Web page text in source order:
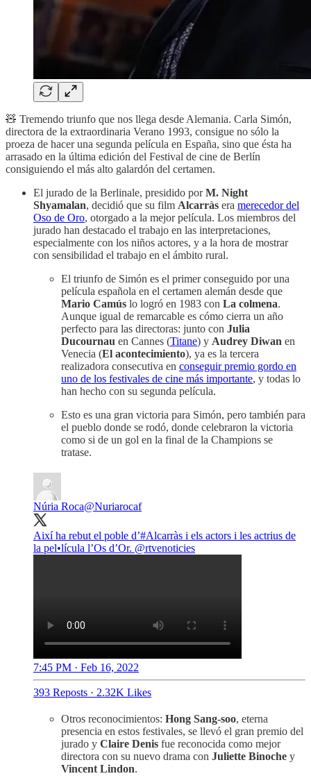
🧸 Tremendo triunfo que nos llega desde Alemania. Carla Simón,
directora de la extraordinaria Verano 1993, consigue no sólo la
proeza de hacer una segunda película en España, sino que ésta ha
arrasado en la última edición del Festival de cine de Berlín
consiguiendo el más alto galardón del certamen.
El jurado de la Berlinale, presidido porM. Night
Shyamalan, decidió que su film Alcarràs era merecedor del
Oso de Oro, otorgado a la mejor película. Los miembros del
jurado han destacado el trabajo en las interpretaciones,
especialmente con los niños actores, y a la hora de mostrar
con sensibilidad el trabajo en el ámbito rural.
El triunfo de Simón es el primer conseguido por una
película española en el certamen alemán desde que
Mario Camús lo logró en 1983 con La colmena.
Aunque igual de remarcable es cómo cierra un año
perfecto para las directoras: junto con Julia
Ducournau en Cannes (Titane) y Audrey Diwan en
Venecia (El acontecimiento), ya es la tercera
realizadora consecutiva en conseguir premio gordo en
uno de los festivales de cine más importante, y todas lo
han hecho con su segunda película.
Esto es una gran victoria para Simón, pero también para
el pueblo donde se rodó, donde celebraron la victoria
como si de un gol en la final de la Champions se
tratase.
Núria Roca@Nuriarocaf
Així ha rebut el poble d’#Alcarràs i els actors i les actrius de
la pel•lícula l’Os d’Or. @rtvenoticies
7:45 PM · Feb 16, 2022
393 Reposts · 2.32K Likes
Otros reconocimientos: Hong Sang-soo, eterna
presencia en estos festivales, se llevó el gran premio del
jurado y Claire Denis fue reconocida como mejor
directora con su nuevo drama con Juliette Binoche y
Vincent Lindon.